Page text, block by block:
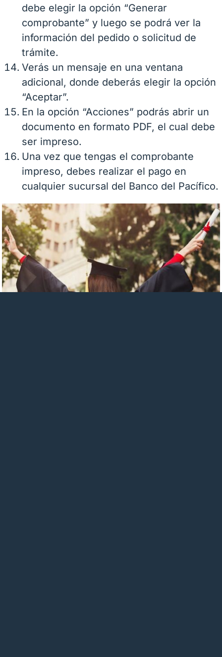
debe elegir la opción “Generar
comprobante” y luego se podrá ver la
información del pedido o solicitud de
trámite.
Verás un mensaje en una ventana
adicional, donde deberás elegir la opción
“Aceptar”.
En la opción “Acciones” podrás abrir un
documento en formato PDF, el cual debe
ser impreso.
Una vez que tengas el comprobante
impreso, debes realizar el pago en
cualquier sucursal del Banco del Pacífico.